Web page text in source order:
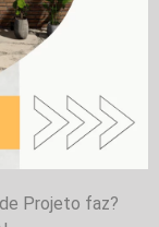
Projeto faz?